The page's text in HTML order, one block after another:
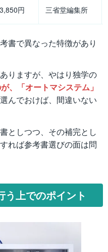
3,850円 三省堂編集所
書で異なった特徴があり
りますが、やはり独学の
、「オートマシステム」
んでおけば、間違いない
としつつ、その補完とし
れば参考書選びの面は問
上でのポイント